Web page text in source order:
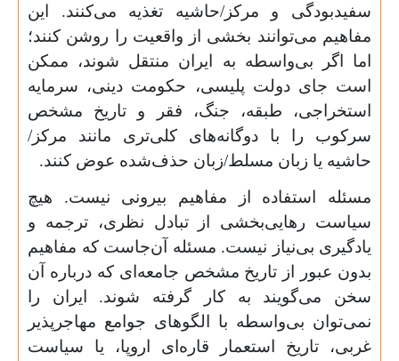
سفیدبودگی و مرکز/حاشیه تغذیه می‌کنند. این
مفاهیم می‌توانند بخشی از واقعیت را روشن کنند؛
اما اگر بی‌واسطه به ایران منتقل شوند، ممکن
است جای دولت پلیسی، حکومت دینی، سرمایه
استخراجی، طبقه، جنگ، فقر و تاریخ مشخص
سرکوب را با دوگانه‌های کلی‌تری مانند مرکز/
حاشیه یا زبان مسلط/زبان حذف‌شده عوض کنند.
مسئله استفاده از مفاهیم بیرونی نیست. هیچ
سیاست رهایی‌بخشی از تبادل نظری، ترجمه و
یادگیری بی‌نیاز نیست. مسئله آن‌جاست که مفاهیم
بدون عبور از تاریخ مشخص جامعه‌ای که درباره آن
سخن می‌گویند به کار گرفته شوند. ایران را
نمی‌توان بی‌واسطه با الگوهای جوامع مهاجرپذیر
غربی، تاریخ استعمار قاره‌ای اروپا، یا سیاست